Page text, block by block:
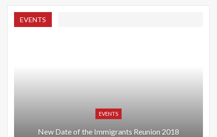
EVENTS
EVENTS
New Date of the Immigrants Reunion 2018